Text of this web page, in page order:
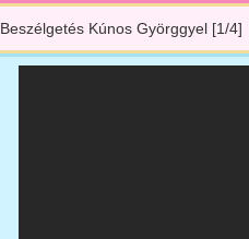
Beszélgetés Kúnos Györggyel [1/4]